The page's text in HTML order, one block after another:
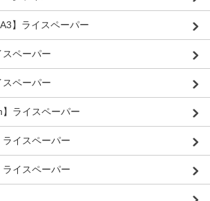
】ライスペーパー
ペーパー
ペーパー
ライスペーパー
イスペーパー
イスペーパー